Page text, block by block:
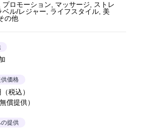
プロモーション, マッサージ, ストレ
ベル/レジャー, ライフスタイル, 美
の他
価格
税込）
償提供）
提供